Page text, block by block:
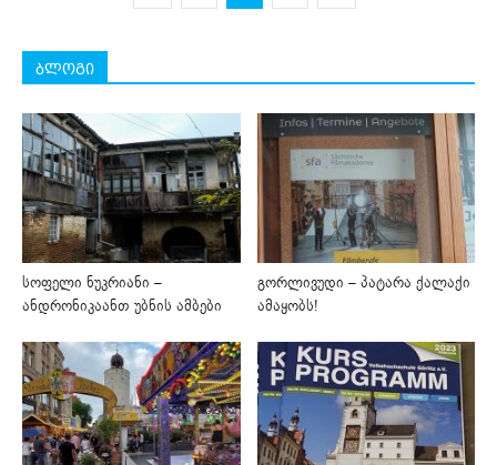
ბლოგი
სოფელი ნუკრიანი –
ანდრონიკაანთ უბნის ამბები
გორლივუდი – პატარა ქალაქი
ამაყობს!